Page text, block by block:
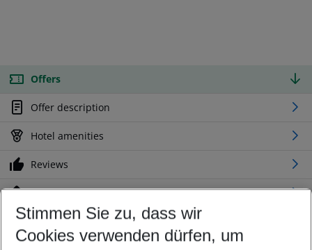
Offers
Offer description
Hotel amenities
Reviews
Location
Customize your offer
Stimmen Sie zu, dass wir
Cookies verwenden dürfen, um